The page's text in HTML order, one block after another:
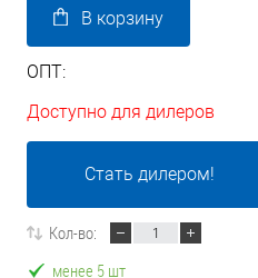
В корзину
ОПТ:
Доступно для дилеров
Стать дилером!
Кол-во:
менее 5 шт